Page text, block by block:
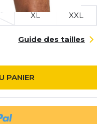
XL XXL
Guide des tailles
PANIER